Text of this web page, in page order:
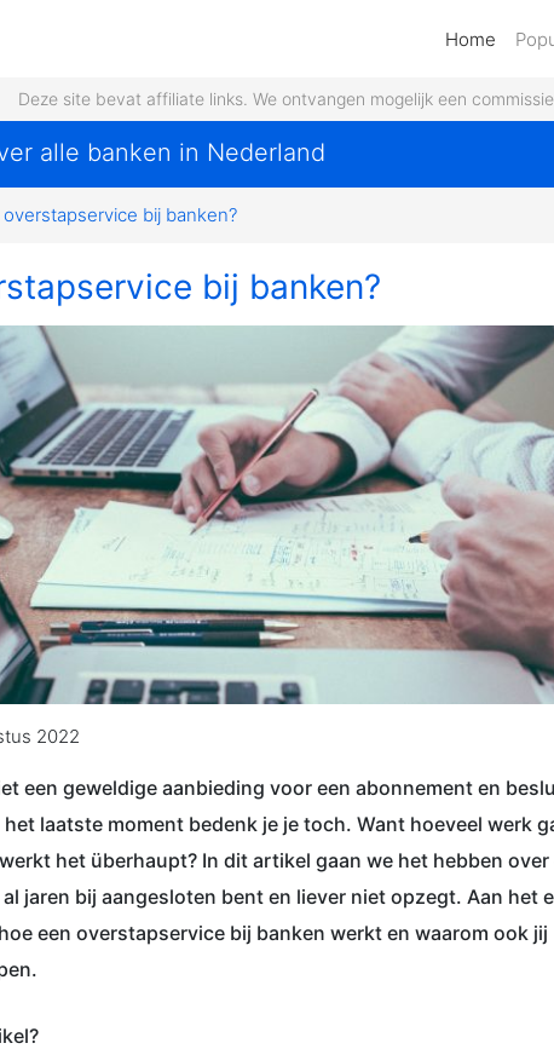
Home
Deze site bevat affiliate links. We ontvangen mogelijk een
alle banken in Nederland
bij banken?
bij banken?
2022
een geweldige aanbieding voor een abonnement en
laatste moment bedenk je je toch. Want hoeveel werk
het überhaupt? In dit artikel gaan we het hebben over
jaren bij aangesloten bent en liever niet opzegt. Aan het
een overstapservice bij banken werkt en waarom ook jij